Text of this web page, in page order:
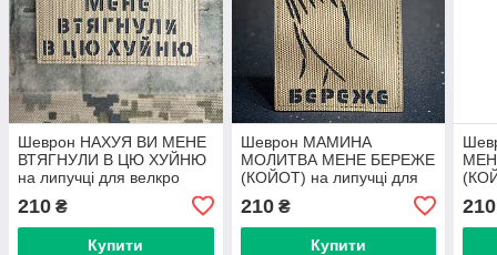
Шеврон НАХУЯ ВИ МЕНЕ
ВТЯГНУЛИ В ЦЮ ХУЙНЮ
на липучці для велкро
210 ₴
Купити
Шеврон МАМИНА
МОЛИТВА МЕНЕ БЕРЕЖЕ
(КОЙОТ) на липучці для
210₴
Купити
210